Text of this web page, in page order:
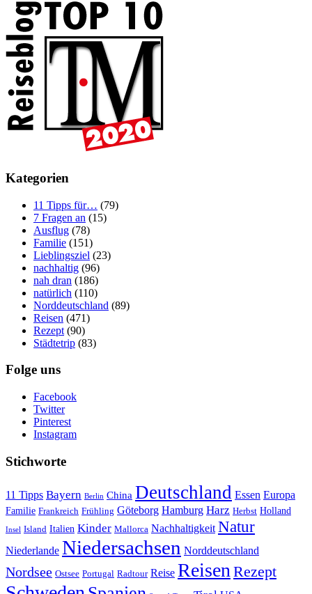
Kategorien
11 Tipps für… (79)
7 Fragen an (15)
Ausflug (78)
Familie (151)
Lieblingsziel (23)
nachhaltig (96)
nah dran (186)
natürlich (110)
Norddeutschland (89)
Reisen (471)
Rezept (90)
Städtetrip (83)
Folge uns
Facebook
Twitter
Pinterest
Instagram
Stichworte
11 Tipps Bayern Berlin China Deutschland Essen Europa
Familie Frankreich Frühling Göteborg Hamburg Harz Herbst Holland
Insel Island Italien Kinder Mallorca Nachhaltigkeit Natur
Niederlande Niedersachsen Norddeutschland
Nordsee Ostsee Portugal Radtour Reise ReisenRezept